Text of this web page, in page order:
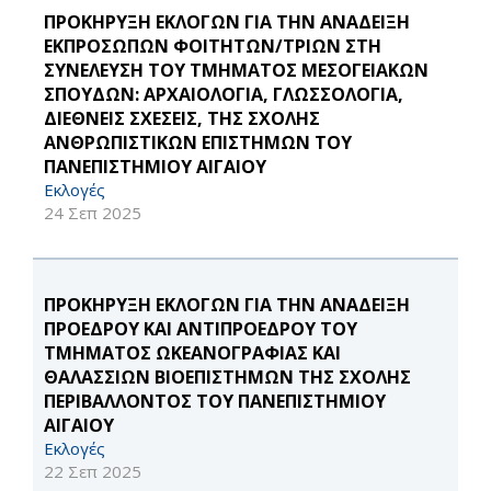
ΠΡΟΚΗΡΥΞΗ ΕΚΛΟΓΩΝ ΓΙΑ ΤΗΝ ΑΝΑΔΕΙΞΗ
ΕΚΠΡΟΣΩΠΩΝ ΦΟΙΤΗΤΩΝ/ΤΡΙΩΝ ΣΤΗ
ΣΥΝΕΛΕΥΣΗ ΤΟΥ ΤΜΗΜΑΤΟΣ ΜΕΣΟΓΕΙΑΚΩΝ
ΣΠΟΥΔΩΝ: ΑΡΧΑΙΟΛΟΓΙΑ, ΓΛΩΣΣΟΛΟΓΙΑ,
ΔΙΕΘΝΕΙΣ ΣΧΕΣΕΙΣ, ΤΗΣ ΣΧΟΛΗΣ
ΑΝΘΡΩΠΙΣΤΙΚΩΝ ΕΠΙΣΤΗΜΩΝ ΤΟΥ
ΠΑΝΕΠΙΣΤΗΜΙΟΥ ΑΙΓΑΙΟΥ
Εκλογές
24 Σεπ 2025
ΠΡΟΚΗΡΥΞΗ ΕΚΛΟΓΩΝ ΓΙΑ ΤΗΝ ΑΝΑΔΕΙΞΗ
ΠΡΟΕΔΡΟΥ ΚΑΙ ΑΝΤΙΠΡΟΕΔΡΟΥ ΤΟΥ
ΤΜΗΜΑΤΟΣ ΩΚΕΑΝΟΓΡΑΦΙΑΣ ΚΑΙ
ΘΑΛΑΣΣΙΩΝ ΒΙΟΕΠΙΣΤΗΜΩΝ ΤΗΣ ΣΧΟΛΗΣ
ΠΕΡΙΒΑΛΛΟΝΤΟΣ ΤΟΥ ΠΑΝΕΠΙΣΤΗΜΙΟΥ
ΑΙΓΑΙΟΥ
Εκλογές
22 Σεπ 2025